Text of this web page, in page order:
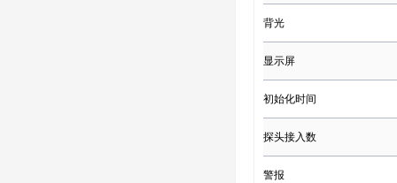
背光
显示屏
初始化时间
探头接入数
警报